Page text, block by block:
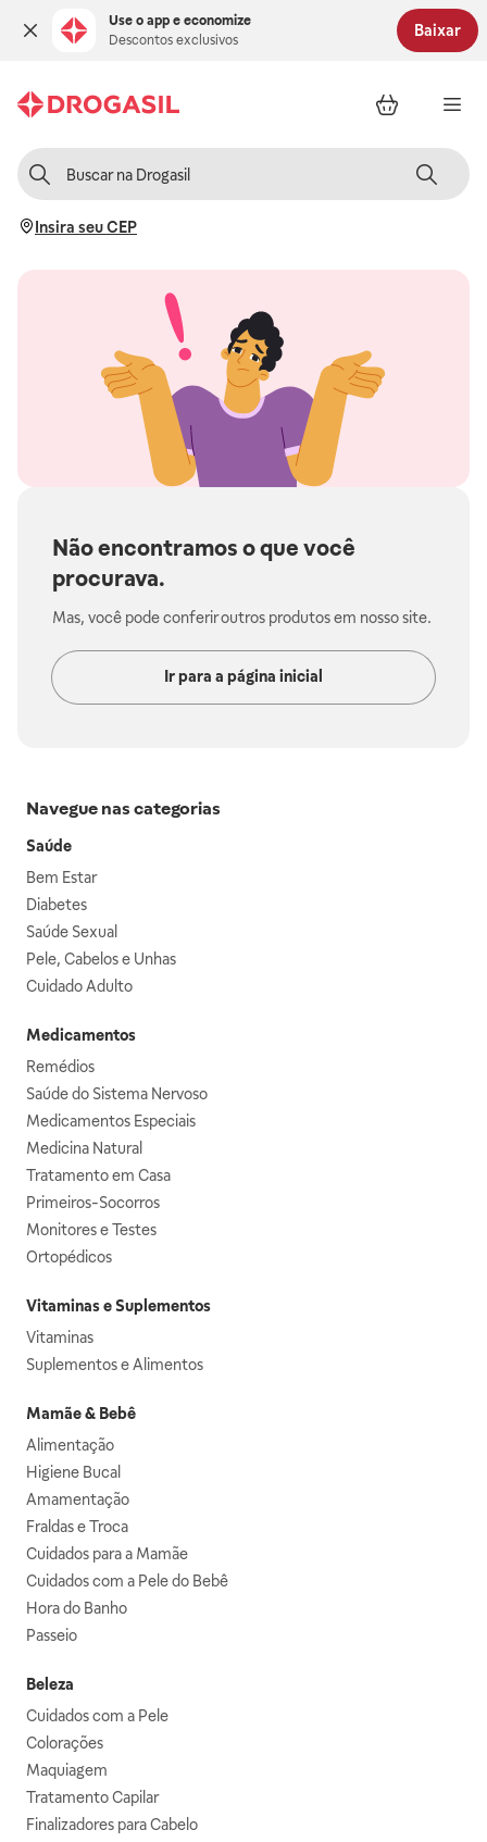
Use o app e economize
Descontos exclusivos
Baixar
Insira seu CEP
Não encontramos o que você
procurava.
Mas, você pode conferir outros produtos em nosso site.
Ir para a página inicial
Navegue nas categorias
Saúde
Bem Estar
Diabetes
Saúde Sexual
Pele, Cabelos e Unhas
Cuidado Adulto
Medicamentos
Remédios
Saúde do Sistema Nervoso
Medicamentos Especiais
Medicina Natural
Tratamento em Casa
Primeiros-Socorros
Monitores e Testes
Ortopédicos
Vitaminas e Suplementos
Vitaminas
Suplementos e Alimentos
Mamãe & Bebê
Alimentação
Higiene Bucal
Amamentação
Fraldas e Troca
Cuidados para a Mamãe
Cuidados com a Pele do Bebê
Hora do Banho
Passeio
Beleza
Cuidados com a Pele
Colorações
Maquiagem
Tratamento Capilar
Finalizadores para Cabelo